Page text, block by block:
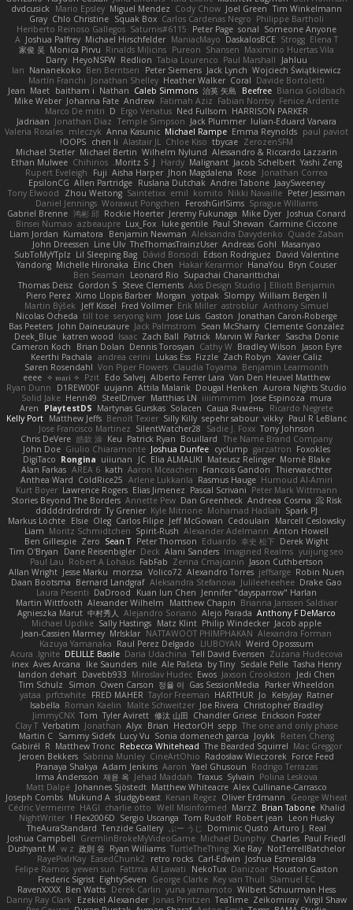
Tim Winkelmann
Joel Green
Cody Chow
Miguel Mendez
Mario Epsley
dvdcusick
Philippe Bartholi
Carlos Cardenas Negro
Squak Box
Chlo Christine
Gray
Someone Anyone
sonal
Peter Page
Saturnis#6115
Heriberto Reinoso Gallegos
Elena T
Strogg
DaskalosBCE
ManiacMayo
Michael Hirschfelder
Joshua Palfrey
A
Maximino Huertas Vila
Shansen
Pureon
Rinalds Miļicins
Monica Pirvu
家俊 吴
Jahluu
Paul Marshall
Tabia Lourenco
Redlion
HeyoNSFW
Darry
Wojciech Świątkiewicz
Jack Lynch
Peter Siemens
Ben Berntsen
Nananekoko
Ian
Davide Bortoletti
Coral
Heather Walker
Jonathan Shelley
Martín Franchi
Bianca Goldbach
Beefree
治英 矢島
Caleb Simmons
Nathan
baitham i
Maet
Jean
Fenice Ardente
Fabian Norrby
Fatimah Aziz
Andrew
Johanna Fate
Mike Weber
HARRISON PARKER
Ned Fullsom
Ergo Venatus
D
Marco De mitri
Iulian-Eduard Varvara
Jack Plummer
Temple Simpson
Jonathan Diaz
Jadriaan
paul paviot
Emma Reynolds
Michael Rampe
Anna Kasunic
mleczyk
Valeria Rosales
ZerozenSFM
tbycae
Chloe Kiso
Alastair JL
chen li
OOPS!
Alessandro & Riccardo Lazzarin
Wilhelm Nylund
Michael Bertin
Michael Stetler
Yashi Zeng
Jacob Schelbert
Malignant
Hardy
J
Moritz S.
Chihirios
Ethan Mulwee
Jonathan Correa
Rose
Jhon Magdalena
Aisha Harper
Fuji
Rupert Eveleigh
JaaySweeney
Andrei Tabone
Ruslana Dutchak
Allen Partridge
EpsilonCG
Peter Jessiman
Nikki Navaille
komito
emil
Saintetixx
Zhou Weitong
Tony Elwood
Sprague Williams
FeroshGirlSims
Worawut Pongchen
Daniel Jennings
Joshua Conard
Mike Dyer
Jeremy Fukunaga
Rockie Hoerter
鸿彬 邱
Gabriel Brenne
Carmine Ciccone
Paul Shewan
luke gentile
Lux_Fox
azbeaupre
Binsei Numao
Quade Zaban
Aleksandra Davydenko
Benjamin Newman
Kumatora
Liam Jordan
Masanyao
Andreas Gohl
TheThomasTrainzUser
Line Ulv
John Dreessen
David Valentine
Edson Rodriguez
Dávid Borsodi
Lil Sleeping Bag
SubToMyYTplz
Bryn Couser
HanaYou
Hakar Kerarmor
Elric Chen
Michelle Hironaka
Yandong
Supachai Chanarittichai
Leonard Rio
Ben Seaman
Axis Design Studio | Elliott Benjamin
Steve Clements
Gordon S
Thomas Deisz
William Bergen II
Slompy
yotpak
Morgan
Ximo Llopis Barber
Piero Perez
Anthony Simuel
astroblur
Erik Miller
Fred Vollmer
Jeff Kissel
Martin Býšek
Jonathan Caron-Roberge
Gaston
Jose Luis
seryong kim
till toe
Nicolas Ocheda
Clemente Gonzalez
Sean McSharry
Jack Palmstrom
John Daineusaure
Bas Peeters
Sascha Donie
Marvin W Parker
Patrick
Zach Ball
Isaac
katren wood
Deek_Blue
Jason Eyre
Bradley Wilson
Cathy W
Dennis Torosyan
Brian Dolan
Cameron Koch
Xavier Caliz
Zach Robyn
Fizzle
Lukas Ess
andrea cerini
Keerthi Pachala
Benjamin Learmonth
Claudia Toyama
Von Piper Flowers
Søren Rosendahl
Van Den Heuvel Matthew
Alberto Ferrer Lara
Edo Salvej
Pzit
✧ 𝔪𝔞𝔯𝔦 ✧
eeee
Aurora Nights Studio
Dougal Henken
Attila Malarik
uujann
D1REW00F
Ryan Dunn
mura
Jose Espinoza
iiiimmmm
Matthias LN
SteelDriver
Henri49
Solid Jake
Ricardo Negrete
Саша Ячмень
Solacen
Martynas Gurskas
PlaytestDS
Aren
Paul R LeBlanc
vikky
sepehr sabour
Silly Killy
Benoît Texier
Matthew Jeffs
Kelly Port
Tony Johnson
Sadie J. Foxx
SilentWatcher28
Jose Francisco Martinez
The Name Brand Company
Bouillard
Patrick Ryan
Keu
皓欽 涂
Chris DeVere
Foxokles
garzatron
cyclump
Joshua Dunfee
Giulio Chiaramonte
John Doe
Mornè Blake
Mateusz Relinger
Elia ALMALIKI
JC
uiiunan
Rongina
DigiTaco
Thierwaechter
Francois Gandon
Aaron Mceachern
kath
AREA 6
Alan Farkas
Humoud Al-Amiri
Rasmus Hauge
Arlene Lukkarila
ColdRice25
Anthea Ward
Peter Mark Wittmann
Pascal Scrivani
Elias Jimenez
Lawrence Rogers
Kurt Boyer
Risk 📀
Andreea Cosma
Dan Greenheck
Annette Pew
Stories Beyond The Borders
Spark PJ
Mohamad Hadlah
Kyle Mitrione
Ty Grenier
dddddrdrdrdrdr
Marcell Ceslowsky
Cedoulain
Jeff McGowan
Carlos Filipe
Oleg
Elsie
Markus Löchte
Anton Howell
Alexander Adelmann
Spirit-Rush
Moritz Schmidtchen
Liam
Derek Wight
幸史 松下
Eduardo
Peter Thomson
Sean T
Zero
Ben Gillespie
yuijung seo
Imagined Realms
Alani Sanders
Deck
Dane Reisenbigler
Tim O'Bryan
Jason Cuthbertson
Zerina Cmajcanin
FabFab
Robert A Lohaus
Paul Lau
Robin Nuen
jeffsarge
Alexandro Torres
Volico72
morzsa
Jesse Marku
Allan Wright
Drake Gao
Julileeheehee
Aleksandra Stefanova
Bernard Landgraf
Daan Bootsma
Jennifer "daysparrow" Harlan
Kuan lun Chen
DaDrood
Laura Pesenti
Brianna Janssen Saldivar
Matthew Chapin
Alexander Wilhelm
Martin Wittfooth
Anthony F DeMarco
Alejo Parada
Alejandro Soriano
中村秀人
Agnieszka Marut
Jacob apple
Philip Windecker
Matz Klint
Sally Hastings
Michael Updike
Alexandra Forman
NATTAWOOT PHIMPHAKAN
MrIsklar
Jean-Cassien Marmey
Weird Oposssum
LIUBOYAN
Raul Perez Delgado
Kazuya Yamanaka
Zuzana Hudecova
Tell David Evensen
Daria Udachina
DELILLE Basile
Acura .Ignite
Tasha Henry
Sedale Pelle
by Tiny
Ale Pašeta
nile
Ike Saunders
Aves Arcana
inex
Jedi Chen
Jaxson Crookston
Ewos
Miroslav Hudec
Davebb933
landon dehart
Parker Wheeldon
Gas SessionMedia
정율 이
Owen Carson
Simon
Tim Schulz
Ratner
KelsyJay
Jo
HARTHUR
Taylor Freeman
FRED MAHER
prfctwhite
yataa
Christopher Bradley
Joe Rivera
Malte Schweitzer
Roman Kaelin
Isabella
Erickson Foster
Chandler Griese
修汰 山田
Tyler Avirett
Tom
JimmyCNX
The one and only phase
sepp
HectorOH
Brian
Alyx
Jonathan
Verbatim
Clay T
Reiten Cheng
Joykk
Sonia domenech garcia
Lucy Vu
Sammy Sidefx
Martin C
Mac Greggor
The Bearded Squirrel
Rebecca Whitehead
Matthew Tronc
R
Gabirél
Force Feed
Radosław Wieczorek
CineArtOhio
Sabrina Munley
Jeroen Bekkers
Rodrigo Terrazas
Yael Ghusoun
Aaron
Adam Jenkins
Pranaya Shakya
Polina Leskova
Sylvain
Traxus
Jehad Maddah
재윤 옥
Irma Andersson
Alex Cullinane-Carrasco
Matthew Whiteacre
Johannes Sjöstedt
Matt Dalpé
George Wheat
Oliver Erdmann
Kenan Regez
sludgybeast
Mukund A
Joseph Combs
Khalid
Brian Tabone
MarzZ
Well Misinformed
charlie otto
HAGI
Cédric Vermeirre
Leon Husky
Robert jean
Tom Rudolf
Sergio Uscanga
Flex2006D !
NightWriter
Arturo J. Real
Dominic Qusto
ぶー うじ
Tenzide Gallery
TheAuraStandard
Paul Friedl
Charles
Michael Dunphy
GremlinBrokeMyVideoGame
Joshua Campbell
NotTerrellBatchelor
Xie Ray
TurtleTheThing
Ryan Williams
政則 谷
w z
Dushyant M
Joshua Esmeralda
Carl-Edwin
retro rocks
EasedChunk2
RayePixlrKay
Houston Gaston
Danizoar
NekoTux
Fattma Al Lawati
yewen sun
Felipe Ramos
Slamuel EC
Key van Thull
George Clarke
EightySeven
Frederic Sigrist
Wilbert Schuurman Hess
yuna yamamoto
Derek Carlin
Ben Watts
RavenXXXX
Virgil Shaw
Zeikomiray
TeaTime
Jonas Printzen
Ezekiel Alexander
Danny Ray Clark